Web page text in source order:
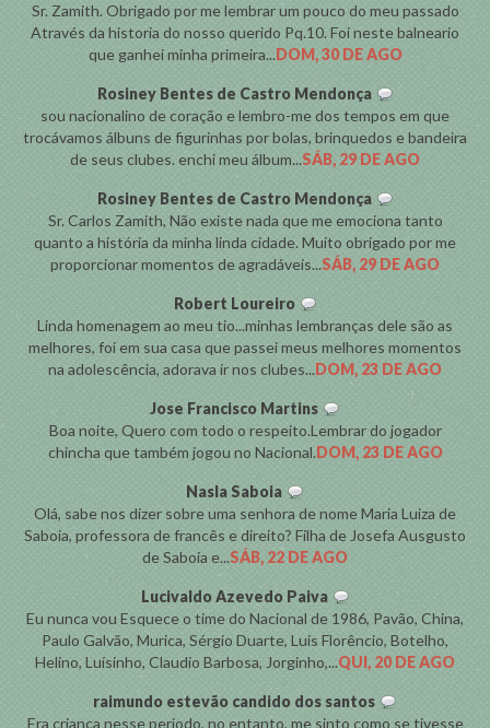
Sr. Zamith. Obrigado por me lembrar um pouco do meu passado
Através da historia do nosso querido Pq.10. Foi neste balneario
que ganhei minha primeira...DOM, 30 DE AGO
Rosiney Bentes de Castro Mendonça
sou nacionalino de coração e lembro-me dos tempos em que
trocávamos álbuns de figurinhas por bolas, brinquedos e bandeira
de seus clubes. enchi meu álbum...SÁB, 29 DE AGO
Rosiney Bentes de Castro Mendonça
Sr. Carlos Zamith, Não existe nada que me emociona tanto
quanto a história da minha linda cidade. Muito obrigado por me
proporcionar momentos de agradáveis...SÁB, 29 DE AGO
Robert Loureiro
Linda homenagem ao meu tio...minhas lembranças dele são as
melhores, foi em sua casa que passei meus melhores momentos
na adolescência, adorava ir nos clubes...DOM, 23 DE AGO
Jose Francisco Martins
Boa noite, Quero com todo o respeito.Lembrar do jogador
chincha que também jogou no Nacional.DOM, 23 DE AGO
Nasla Saboia
Olá, sabe nos dizer sobre uma senhora de nome Maria Luiza de
Saboia, professora de francês e direito? Filha de Josefa Ausgusto
de Saboia e...SÁB, 22 DE AGO
Lucivaldo Azevedo Paiva
Eu nunca vou Esquece o time do Nacional de 1986, Pavão, China,
Paulo Galvão, Murica, Sérgio Duarte, Luís Florêncio, Botelho,
Helino, Luísinho, Claudio Barbosa, Jorginho,...QUI, 20 DE AGO
raimundo estevão candido dos santos
Era criança nesse período, no entanto, me sinto como se tivesse